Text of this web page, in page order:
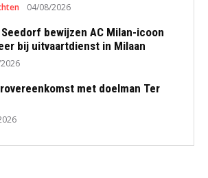
04/08/2026
bewijzen AC Milan-icoon
bij uitvaartdienst in Milaan
met doelman Ter